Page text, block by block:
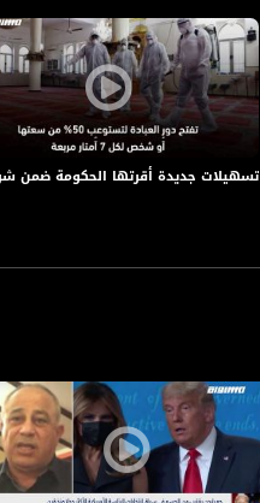
تسهيلات جديدة أقرتها الحكومة ضمن